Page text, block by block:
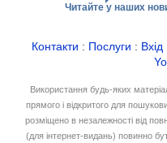
Читайте у наших
Контакти : Послуги : Вхід
Використання будь-яких
прямого і відкритого для
розміщено в незалежності від
(для інтернет-видань) повинно